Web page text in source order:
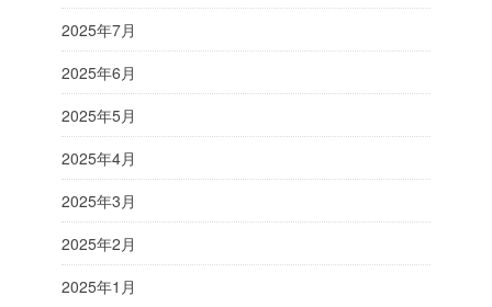
2025年7月
2025年6月
2025年5月
2025年4月
2025年3月
2025年2月
2025年1月